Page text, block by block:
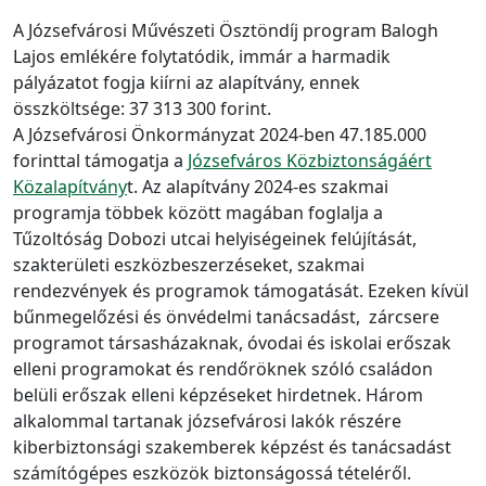
A Józsefvárosi Művészeti Ösztöndíj program Balogh
Lajos emlékére folytatódik, immár a harmadik
pályázatot fogja kiírni az alapítvány, ennek
összköltsége: 37 313 300 forint.
A Józsefvárosi Önkormányzat 2024-ben 47.185.000
forinttal támogatja a Józsefváros Közbiztonságáért
Közalapítványt. Az alapítvány 2024-es szakmai
programja többek között magában foglalja a
Tűzoltóság Dobozi utcai helyiségeinek felújítását,
szakterületi eszközbeszerzéseket, szakmai
rendezvények és programok támogatását. Ezeken kívül
bűnmegelőzési és önvédelmi tanácsadást, zárcsere
programot társasházaknak, óvodai és iskolai erőszak
elleni programokat és rendőröknek szóló családon
belüli erőszak elleni képzéseket hirdetnek. Három
alkalommal tartanak józsefvárosi lakók részére
kiberbiztonsági szakemberek képzést és tanácsadást
számítógépes eszközök biztonságossá tételéről.